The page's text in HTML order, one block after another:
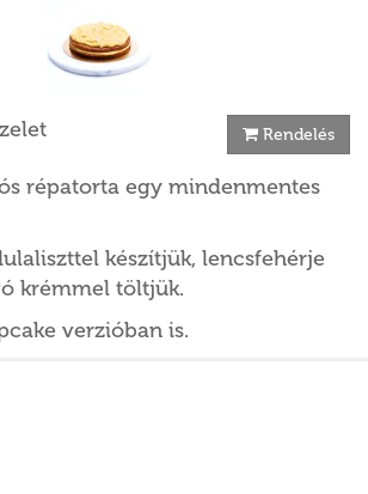
Rendelés
répatorta egy mindenmentes
készítjük, lencsfehérje
krémmel töltjük.
verzióban is.